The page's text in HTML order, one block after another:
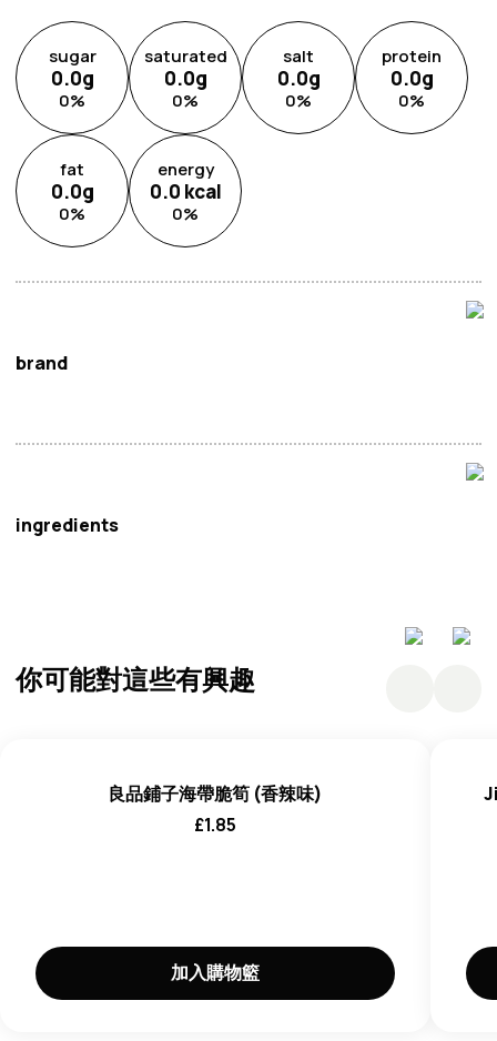
sugar
0.0g
0%
saturated
0.0g
0%
salt
0.0g
0%
protein
0.0g
0%
fat
0.0g
0%
energy
0.0 kcal
0%
brand
ingredients
你可能對這些有興趣
良品鋪子海帶脆筍 (香辣味)
£1.85
加入購物籃